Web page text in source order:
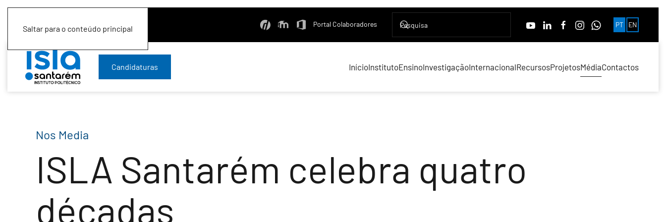
Saltar para o conteúdo principal Portal Colaboradores PT EN
Candidaturas InícioInstitutoEnsinoInvestigaçãoInternacionalRecursosProjetosMédiaContactos
Nos Media
ISLA Santarém celebra quatro
décadas